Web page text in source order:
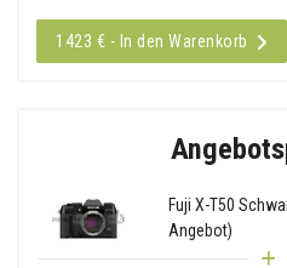
1423 € - In den Warenkorb
Fuji X-T50
Angebot)